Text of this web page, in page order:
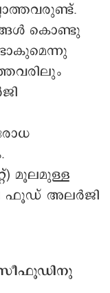
കൊണ്ടു
മൂലമുള്ള
ഫൂഡ് അലർജി